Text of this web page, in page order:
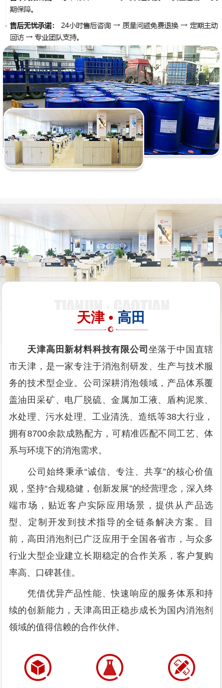
天津 • 高田
天津高田新材料科技有限公司 坐落于中国直辖
市天津，是一家专注于消泡剂研发、生产与技术服
务的技术型企业。公司深耕消泡领域，产品体系覆
盖油田采矿、电厂脱硫、金属加工液、盾构泥浆、
水处理、污水处理、工业清洗、造纸等38大行业，
拥有8700余款成熟配方，可精准匹配不同工艺、体
系与环境下的消泡需求。
公司始终秉承“诚信、专注、共享”的核心价值
观，坚持“合规稳健，创新发展”的经营理念，深入终
端市场，贴近客户实际应用场景，提供从产品选
型、定制开发到技术指导的全链条解决方案。目
前，高田消泡剂已广泛应用于全国各省市，与众多
行业大型企业建立长期稳定的合作关系，客户复购
率高、口碑甚佳。
凭借优异产品性能、快速响应的服务体系和持
续的创新能力，天津高田正稳步成长为国内消泡剂
领域的值得信赖的合作伙伴。